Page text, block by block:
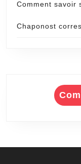
Comment savoir
Chaponost